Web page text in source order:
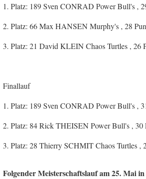
1. Platz: 189 Sven CONRAD Power Bull's ,
2. Platz: 66 Max HANSEN Murphy's , 28
3. Platz: 21 David KLEIN Chaos Turtles , 26
Finallauf
1. Platz: 189 Sven CONRAD Power Bull's ,
2. Platz: 84 Rick THEISEN Power Bull's , 30
3. Platz: 28 Thierry SCHMIT Chaos Turtles ,
Folgender Meisterschaftslauf am 25. Mai